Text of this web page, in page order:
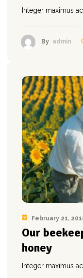
Integer maximus
By admin
February 21,
Our
honey
Integer maximus